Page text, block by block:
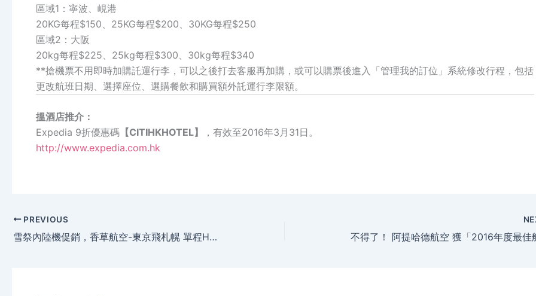
區域1：寧波、峴港
20KG每程$150、25KG每程$200、30KG每程$250
區域2：大阪
20kg每程$225、25kg每程$300、30kg每程$340
**搶機票不用即時加購託運行李，可以之後打去客服再加購，或可以購票後進入「管理我的訂位」系統修改行程，包括
更改航班日期、選擇座位、選購餐飲和購買額外託運行李限額。
搵酒店推介：
Expedia 9折優惠碼 【CITIHKHOTEL】
，有效至2016年3月31日。
http://www.expedia.com.hk
PREVIOUS
雪祭內陸機促銷，香草航空-東京飛札幌 單程HK$225/ TWD 948起，今日(12月4日)下午6時開賣！